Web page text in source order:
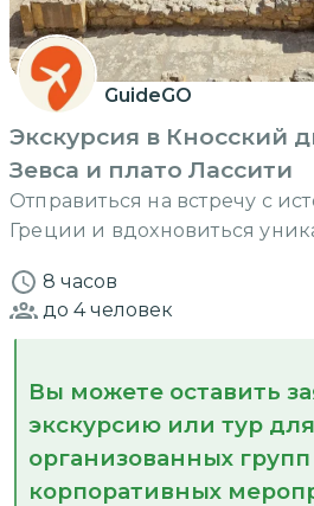
GuideGO
Экскурсия в Кносский
Зевса и плато Лассити
Отправиться на встречу с
Греции и вдохновиться
8 часов
до 4человек
Вы можете оставить
экскурсию или тур для
организованных
корпоративных